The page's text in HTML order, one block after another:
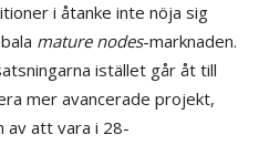
i åtanke inte nöja sig
mature nodes-marknaden.
istället går åt till
mer avancerade projekt,
av att vara i 28-